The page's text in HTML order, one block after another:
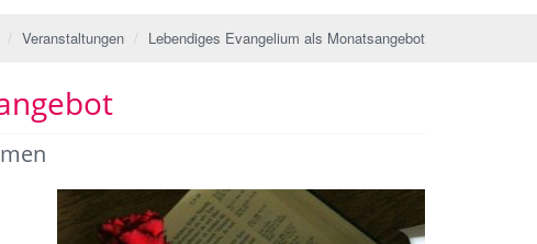
Veranstaltungen Lebendiges Evangelium als Monatsangebot